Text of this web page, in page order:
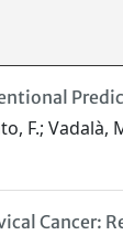
F.;
Cancer: